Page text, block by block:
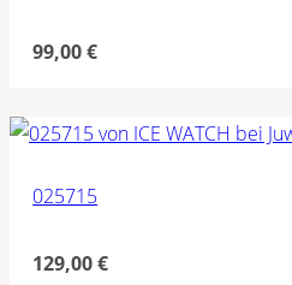
99,00€
025715
129,00€